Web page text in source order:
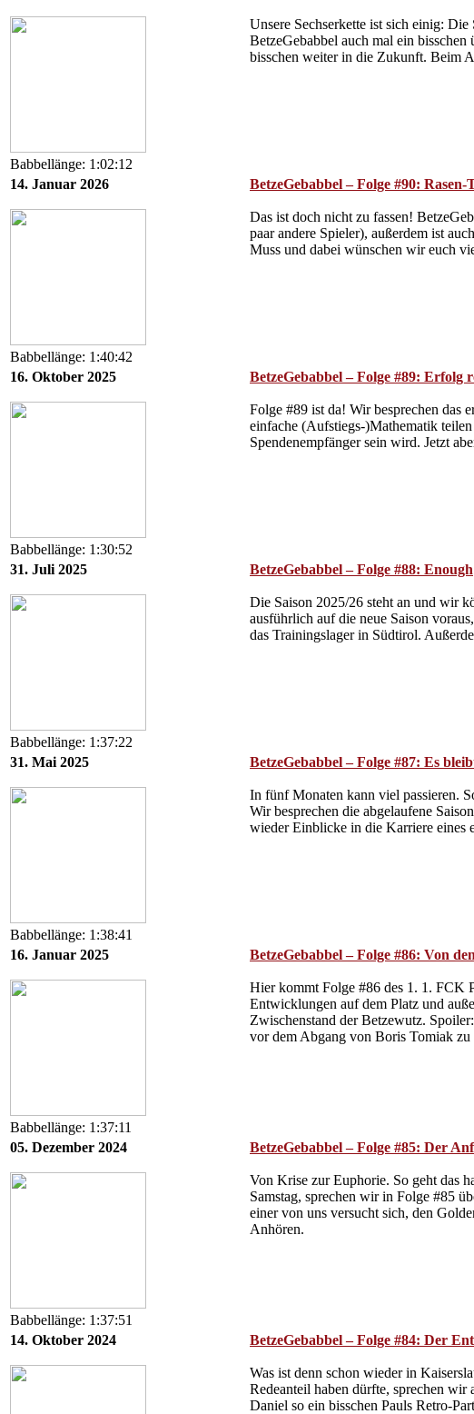
Babbellänge: 1:02:12
Unsere Sechserkette ist sich einig:
BetzeGebabbel auch mal ein
bisschen weiter in die Zukunft. Beim
14. Januar 2026
Babbellänge: 1:40:42
BetzeGebabbel – Folge #90:
Das ist doch nicht zu fassen!
paar andere Spieler), außerdem ist
Muss und dabei wünschen wir euch
16. Oktober 2025
Babbellänge: 1:30:52
BetzeGebabbel – Folge #89: Erfolg
Folge #89 ist da! Wir besprechen das
einfache (Aufstiegs-)Mathematik
Spendenempfänger sein wird. Jetzt
31. Juli 2025
Babbellänge: 1:37:22
BetzeGebabbel – Folge #88: Enough
Die Saison 2025/26 steht an und wir
ausführlich auf die neue Saison
das Trainingslager in Südtirol.
31. Mai 2025
Babbellänge: 1:38:41
BetzeGebabbel – Folge #87: Es
In fünf Monaten kann viel passieren.
Wir besprechen die abgelaufene
wieder Einblicke in die Karriere eines
16. Januar 2025
Babbellänge: 1:37:11
BetzeGebabbel – Folge #86: Von
Hier kommt Folge #86 des 1. 1. FCK
Entwicklungen auf dem Platz und
Zwischenstand der Betzewutz.
vor dem Abgang von Boris Tomiak zu
05. Dezember 2024
Babbellänge: 1:37:51
BetzeGebabbel – Folge #85: Der
Von Krise zur Euphorie. So geht das
Samstag, sprechen wir in Folge #85
einer von uns versucht sich, den
Anhören.
14. Oktober 2024 BetzeGebabbel – Folge #84: Der
Was ist denn schon wieder in
Redeanteil haben dürfte, sprechen
Daniel so ein bisschen Pauls Retro-